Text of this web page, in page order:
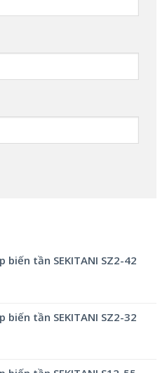
biến tần SEKITANI SZ2-42
biến tần SEKITANI SZ2-32